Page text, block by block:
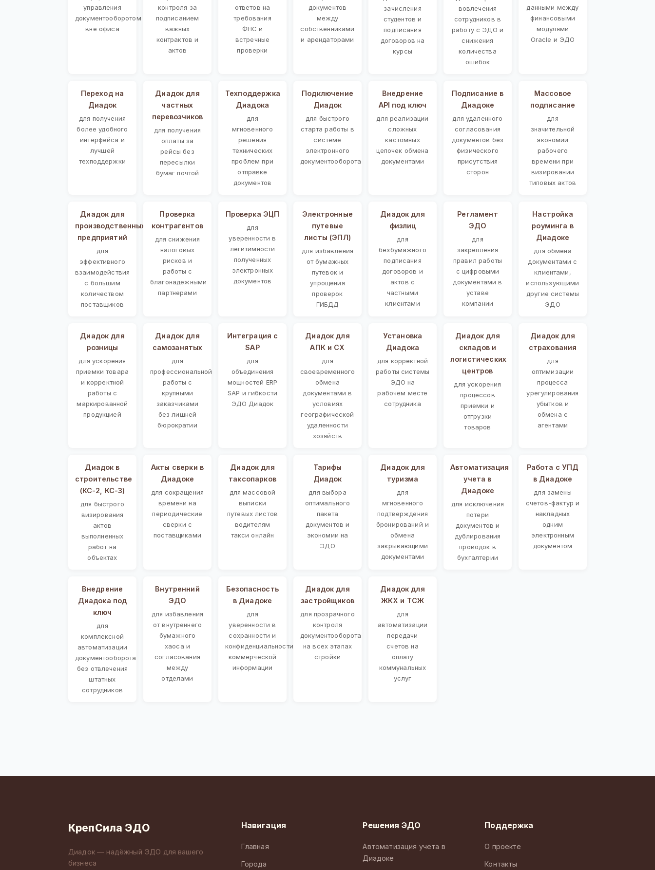
управления
документооборотом
вне офиса
контроля за
подписанием
важных
контрактов и
актов
ответов на
требования
ФНС и
встречные
проверки
документов
между
собственниками
и арендаторами
зачисления
студентов и
подписания
договоров на
курсы
вовлечения
сотрудников в
работу с ЭДО и
снижения
количества
ошибок
данными между
финансовыми
модулями
Oracle и ЭДО
Переход на
Диадок
для получения
более удобного
интерфейса и
лучшей
техподдержки
Диадок для
частных
перевозчиков
для получения
оплаты за
рейсы без
пересылки
бумаг почтой
Техподдержка
Диадока
для
мгновенного
решения
технических
проблем при
отправке
документов
Подключение
Диадок
для быстрого
старта работы в
системе
электронного
документооборота
Внедрение
API под ключ
для реализации
сложных
кастомных
цепочек обмена
документами
Подписание в
Диадоке
для удаленного
согласования
документов без
физического
присутствия
сторон
Массовое
подписание
для
значительной
экономии
рабочего
времени при
визировании
типовых актов
Диадок для
производственных
предприятий
для
эффективного
взаимодействия
с большим
количеством
поставщиков
Проверка
контрагентов
для снижения
налоговых
рисков и
работы с
благонадежными
партнерами
Проверка ЭЦП
для
уверенности в
легитимности
полученных
электронных
документов
Электронные
путевые
листы (ЭПЛ)
для избавления
от бумажных
путевок и
упрощения
проверок
ГИБДД
Диадок для
физлиц
для
безбумажного
подписания
договоров и
актов с
частными
клиентами
Регламент
ЭДО
для
закрепления
правил работы
с цифровыми
документами в
уставе
компании
Настройка
роуминга в
Диадоке
для обмена
документами с
клиентами,
использующими
другие системы
ЭДО
Диадок для
розницы
для ускорения
приемки товара
и корректной
работы с
маркированной
продукцией
Диадок для
самозанятых
для
профессиональной
работы с
крупными
заказчиками
без лишней
бюрократии
Интеграция с
SAP
для
объединения
мощностей ERP
SAP и гибкости
ЭДО Диадок
Диадок для
АПК и СХ
для
своевременного
обмена
документами в
условиях
географической
удаленности
хозяйств
Установка
Диадока
для корректной
работы системы
ЭДО на
рабочем месте
сотрудника
Диадок для
складов и
логистических
центров
для ускорения
процессов
приемки и
отгрузки
товаров
Диадок для
страхования
для
оптимизации
процесса
урегулирования
убытков и
обмена с
агентами
Диадок в
строительстве
(КС-2, КС-3)
для быстрого
визирования
актов
выполненных
работ на
объектах
Акты сверки в
Диадоке
для сокращения
времени на
периодические
сверки с
поставщиками
Диадок для
таксопарков
для массовой
выписки
путевых листов
водителям
такси онлайн
Тарифы
Диадок
для выбора
оптимального
пакета
документов и
экономии на
ЭДО
Диадок для
туризма
для
мгновенного
подтверждения
бронирований и
обмена
закрывающими
документами
Автоматизация
учета в
Диадоке
для исключения
потери
документов и
дублирования
проводок в
бухгалтерии
Работа с УПД
в Диадоке
для замены
счетов-фактур и
накладных
одним
электронным
документом
Внедрение
Диадока под
ключ
для
комплексной
автоматизации
документооборота
без отвлечения
штатных
сотрудников
Внутренний
ЭДО
для избавления
от внутреннего
бумажного
хаоса и
согласования
между
отделами
Безопасность
в Диадоке
для
уверенности в
сохранности и
конфиденциальности
коммерческой
информации
Диадок для
застройщиков
для прозрачного
контроля
документооборота
на всех этапах
стройки
Диадок для
ЖКХ и ТСЖ
для
автоматизации
передачи
счетов на
оплату
коммунальных
услуг
КрепСила ЭДО
Диадок — надёжный ЭДО для вашего
бизнеса
Навигация
Главная
Города
Решения ЭДО
Автоматизация учета в
Диадоке
Поддержка
О проекте
Контакты